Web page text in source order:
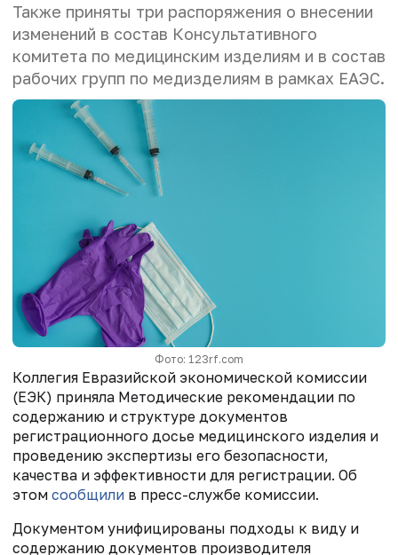
Также приняты три распоряжения о внесении
изменений в состав Консультативного
комитета по медицинским изделиям и в состав
рабочих групп по медизделиям в рамках ЕАЭС.
Фото: 123rf.com
Коллегия Евразийской экономической комиссии
(ЕЭК) приняла Методические рекомендации по
содержанию и структуре документов
регистрационного досье медицинского изделия и
проведению экспертизы его безопасности,
качества и эффективности для регистрации. Об
этом сообщили в пресс-службе комиссии.
Документом унифицированы подходы к виду и
содержанию документов производителя